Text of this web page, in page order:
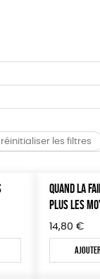
DES
vegan
réinitialiser les filtres
QUAND LA
PLUS LES
14,80 €